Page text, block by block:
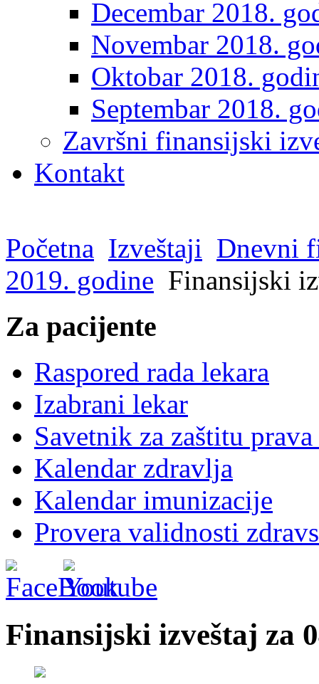
Decembar 2018.
Novembar 2018.
Oktobar 2018.
Septembar 2018.
Završni finansijski
Kontakt
Početna Izveštaji Dnevni
2019. godine Finansijski
Za pacijente
Raspored rada lekara
Izabrani lekar
Savetnik za zaštitu
Kalendar zdravlja
Kalendar imunizacije
Provera validnosti
Finansijski izveštaj za